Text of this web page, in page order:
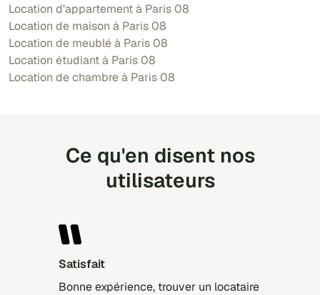
Location d'appartement à Paris 08
Location de maison à Paris 08
Location de meublé à Paris 08
Location étudiant à Paris 08
Location de chambre à Paris 08
Ce qu'en disent nos
utilisateurs
Satisfait
Bonne expérience, trouver un locataire